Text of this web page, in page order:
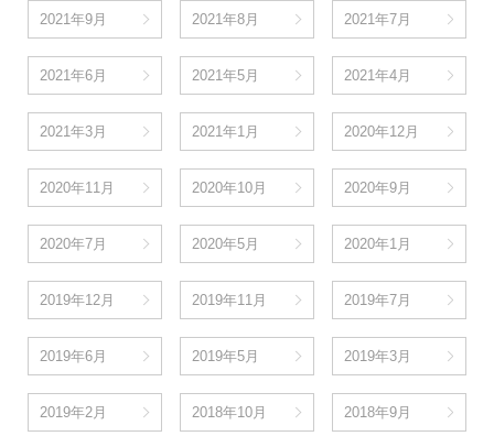
2021年9月 2021年8月 2021年7月
2021年6月 2021年5月 2021年4月
2021年3月 2021年1月 2020年12月
2020年11月 2020年10月 2020年9月
2020年7月 2020年5月 2020年1月
2019年12月 2019年11月 2019年7月
2019年6月 2019年5月 2019年3月
2019年2月 2018年10月 2018年9月